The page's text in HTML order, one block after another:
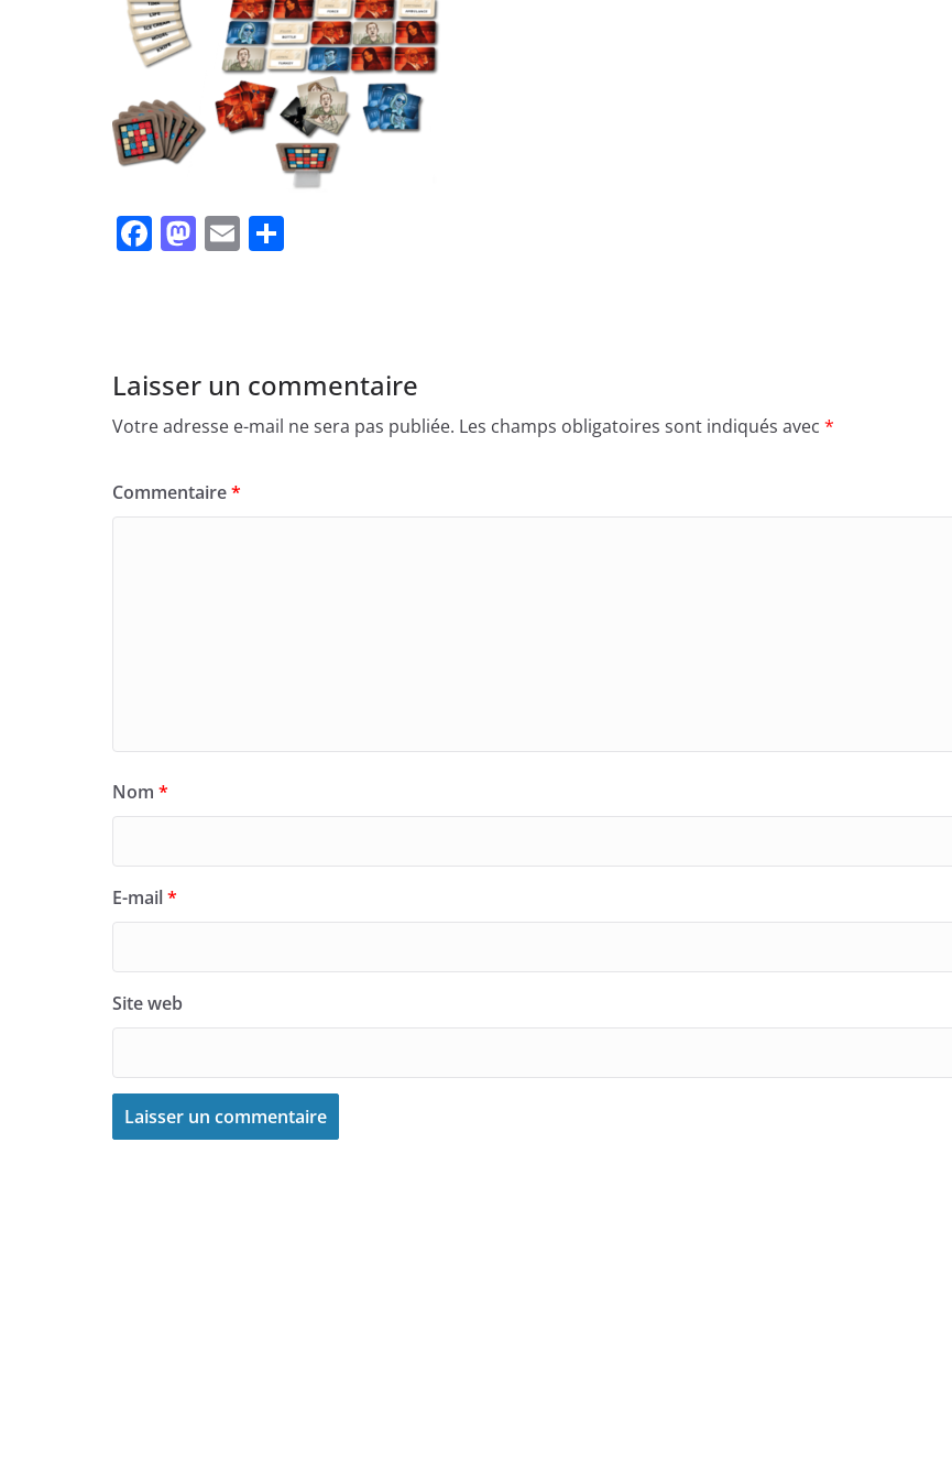
F
b
o
o
k
M
d
o
n
E
er
Laisser un commentaire
Votre adresse e-mail ne sera pas publiée. Les champs obligatoires sont indiqués avec *
Commentaire*
Nom *
E-mail*
Site web